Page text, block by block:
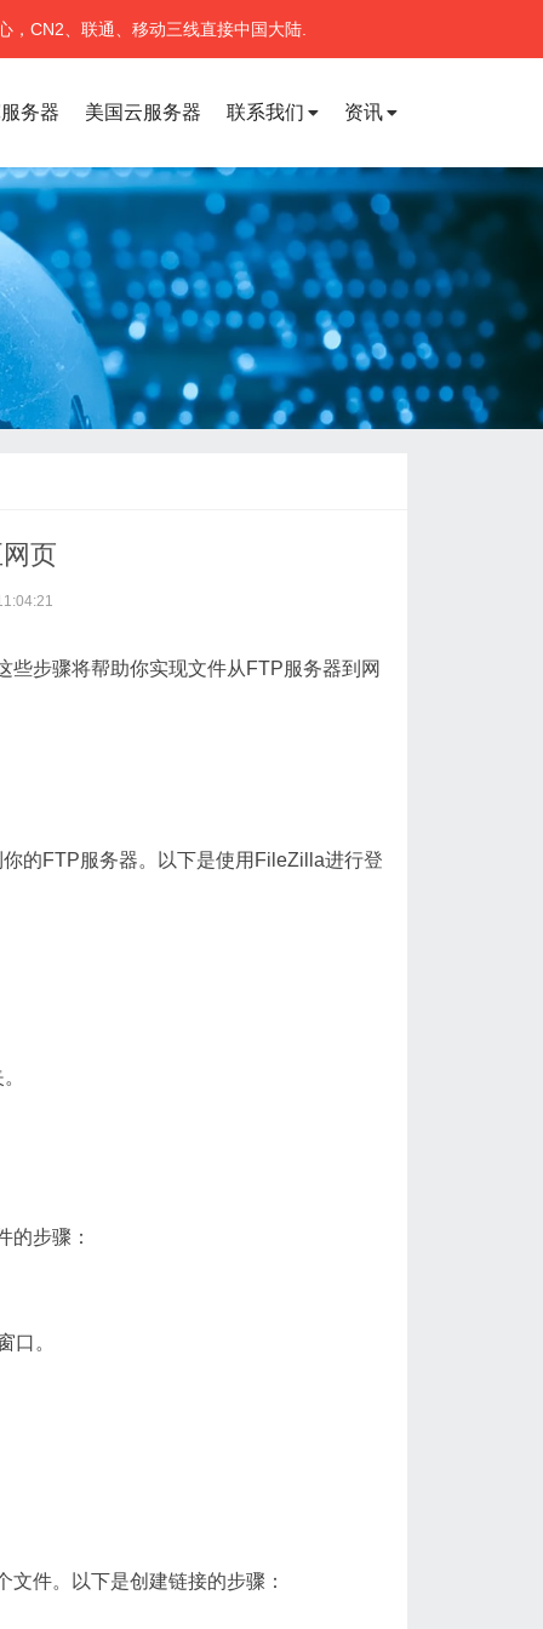
CN2、联通、移动三线直接中国大陆.
务器 美国云服务器 联系我们 资讯
页
步骤将帮助你实现文件从FTP服务器到网
的FTP服务器。以下是使用FileZilla进行登
的步骤：
口。
件。以下是创建链接的步骤：